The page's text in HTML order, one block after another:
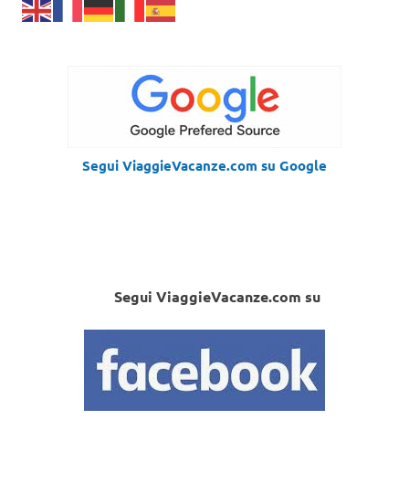
Segui ViaggieVacanze.com su Google
Segui ViaggieVacanze.com su